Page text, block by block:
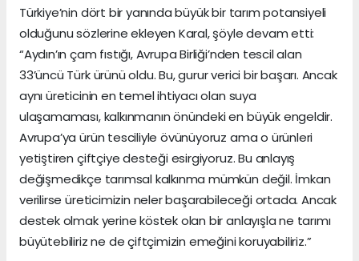
Türkiye’nin dört bir yanında büyük bir tarım potansiyeli
olduğunu sözlerine ekleyen Karal, şöyle devam etti:
“Aydın’ın çam fıstığı, Avrupa Birliği’nden tescil alan
33’üncü Türk ürünü oldu. Bu, gurur verici bir başarı. Ancak
aynı üreticinin en temel ihtiyacı olan suya
ulaşamaması, kalkınmanın önündeki en büyük engeldir.
Avrupa’ya ürün tesciliyle övünüyoruz ama o ürünleri
yetiştiren çiftçiye desteği esirgiyoruz. Bu anlayış
değişmedikçe tarımsal kalkınma mümkün değil. İmkan
verilirse üreticimizin neler başarabileceği ortada. Ancak
destek olmak yerine köstek olan bir anlayışla ne tarımı
büyütebiliriz ne de çiftçimizin emeğini koruyabiliriz.”